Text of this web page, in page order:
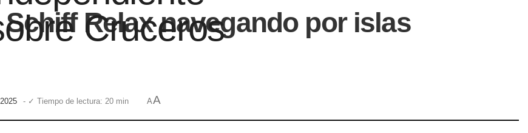
Relax navegando por islas
- ✓ Tiempo de lectura: 20 min AA